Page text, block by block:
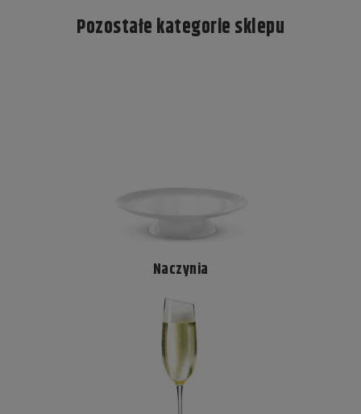
Pozostałe kategorie sklepu
Naczynia